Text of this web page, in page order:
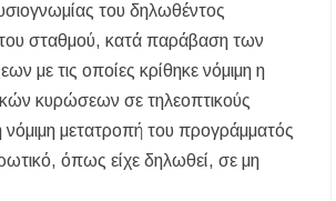
του δηλωθέντος
σταθμού, κατά παράβαση των
με τις οποίες κρίθηκε νόμιμη η
κυρώσεων σε τηλεοπτικούς
νόμιμη μετατροπή του προγράμματός
όπως είχε δηλωθεί, σε μη